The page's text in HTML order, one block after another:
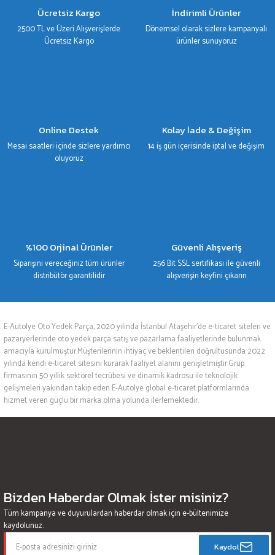
Ürün fiyatı diğer sitelerden daha pahalı.
Bu ürüne benzer farklı alternatifler olmalı.
Ücretsiz Kargo
2500 TL ve Üzeri Alışverişlerde
Ücretsiz Kargo
İndirimli Ürünler
Dönemsel olarak sizlere kampanyalı
ürünler sunuyoruz
Online Destek
Mesai saatleri içinde sizlere yardımcı
oluyoruz
Kolay İade & Değişim
14 iş gün içerisinde iptal ve değişim
%100 Orjinal Ürünler
Siparişini vereceğiniz tüm ürünler
distribütör garantilidir
Güvenli Alışveriş
256 Bit SSL sertifikası ile güvenli
alışverişin keyfini çıkarın
E-Autolye Oto Yedek Parça, 2020 yılında İstanbul Ataşehir’de e-ticaret siteleri ve
pazaryerlerinde oto yedek parça satış ve pazarlama faaliyetlerinde bulunmak
amacıyla kurulmuştur.Müşterilerinin ihtiyaç ve beklentileri doğrultusunda 2022
yılında kendi e-ticaret sitesini kurarak faaliyet alanını genişletmiştir.Grup
firmasının 50 yıllık sektörel tecrübesi ve dinamik kadrosu ile teknolojik
gelişmeleri yakından takip eden E-Autolye global e-ticaret platformlarında
hizmet veren güçlü bir marka olma yolunda ilerlemektedir.
Bizden Haberdar Olmak İster misiniz?
Tüm kampanya ve duyurulardan haberdar olmak için e-bültenimize
kaydolunuz.
Kaydol